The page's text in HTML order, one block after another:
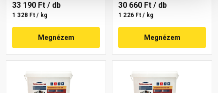
33 190 Ft / db
1 328 Ft / kg
Megnézem
30 660 Ft / db
1 226 Ft / kg
Megnézem